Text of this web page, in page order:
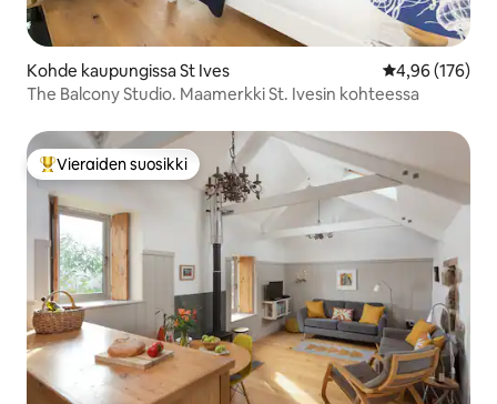
Kohde kaupungissa St Ives
4,96 (176)
The Balcony Studio. Maamerkki St. Ivesin kohteessa
Vieraiden suosikkien parhaimmistoa
Vieraiden suosikki